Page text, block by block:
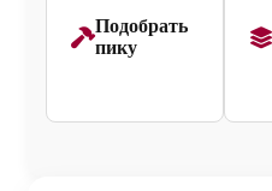
Подобрать
пику